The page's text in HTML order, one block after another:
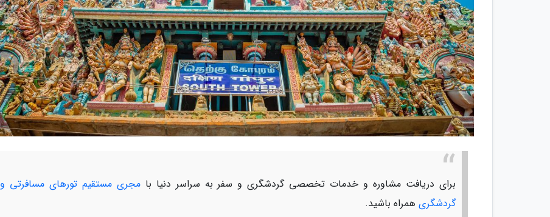
برای دریافت مشاوره و خدمات تخصصی گردشگری و سفر به سراسر دنیا بامجری مستقیم تورهای مسافرتی و
گردشگری همراه باشید.